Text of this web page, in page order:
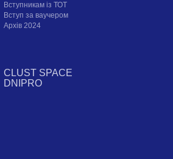
Вступникам із ТОТ
Вступ за ваучером
Архів 2024
CLUST SPACE
DNIPRO